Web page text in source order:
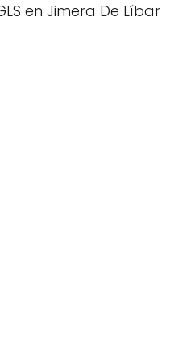
en Jimera De Líbar